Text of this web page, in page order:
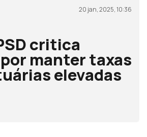
20 jan, 2025, 10:36
critica
manter taxas
elevadas